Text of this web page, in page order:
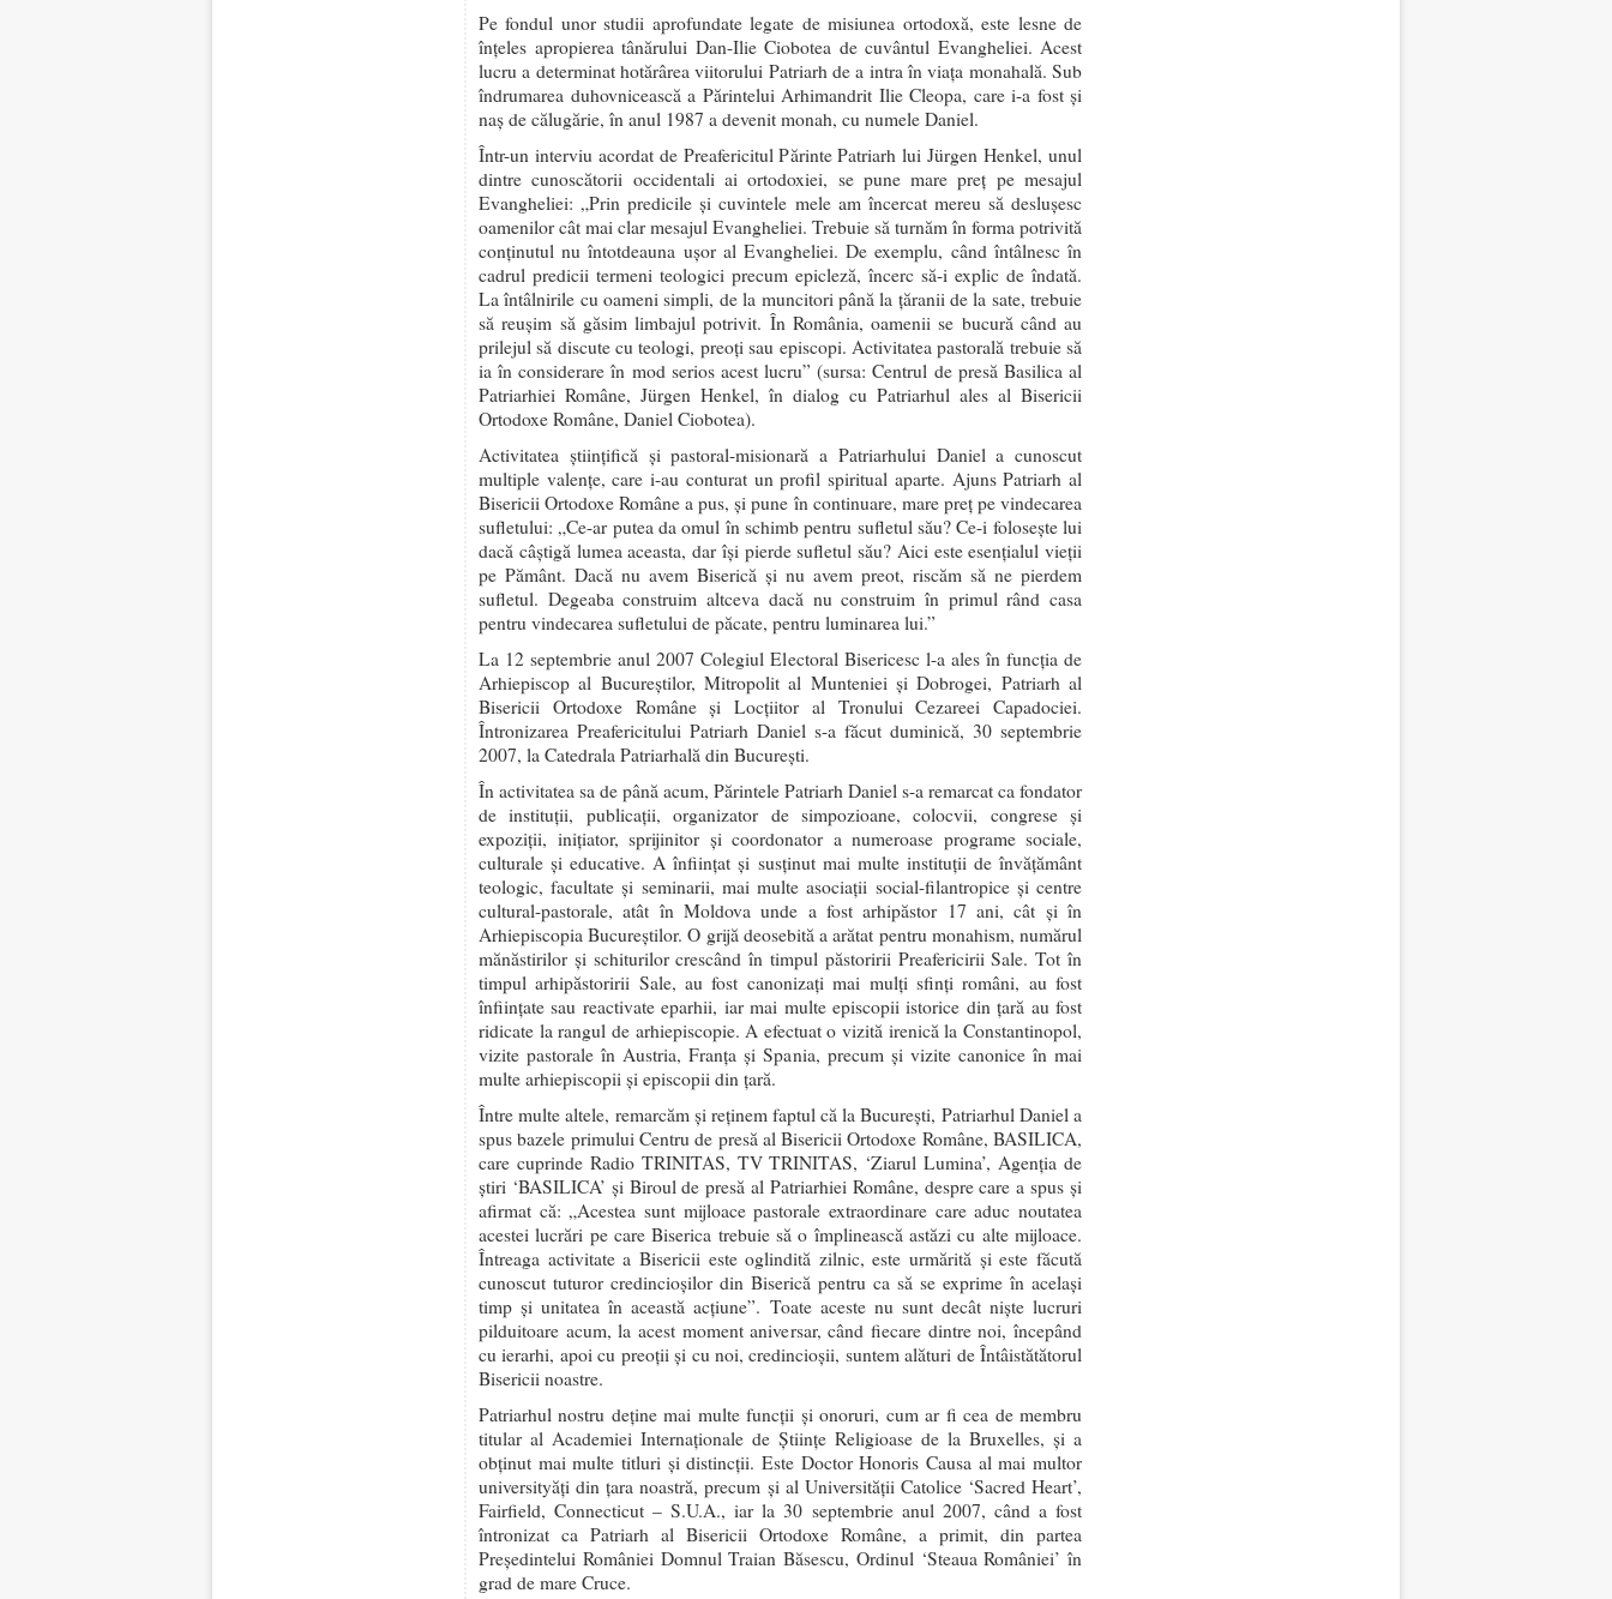
Pe fondul unor studii aprofundate legate de misiunea ortodoxă, este lesne de
înţeles apropierea tânărului Dan-Ilie Ciobotea de cuvântul Evangheliei. Acest
lucru a determinat hotărârea viitorului Patriarh de a intra în viaţa monahală. Sub
îndrumarea duhovnicească a Părintelui Arhimandrit Ilie Cleopa, care i-a fost şi
naş de călugărie, în anul 1987 a devenit monah, cu numele Daniel.
Într-un interviu acordat de Preafericitul Părinte Patriarh lui Jürgen Henkel, unul
dintre cunoscătorii occidentali ai ortodoxiei, se pune mare preţ pe mesajul
Evangheliei: „Prin predicile şi cuvintele mele am încercat mereu să desluşesc
oamenilor cât mai clar mesajul Evangheliei. Trebuie să turnăm în forma potrivită
conţinutul nu întotdeauna uşor al Evangheliei. De exemplu, când întâlnesc în
cadrul predicii termeni teologici precum epicleză, încerc să-i explic de îndată.
La întâlnirile cu oameni simpli, de la muncitori până la ţăranii de la sate, trebuie
să reuşim să găsim limbajul potrivit. În România, oamenii se bucură când au
prilejul să discute cu teologi, preoţi sau episcopi. Activitatea pastorală trebuie să
ia în considerare în mod serios acest lucru” (sursa: Centrul de presă Basilica al
Patriarhiei Române, Jürgen Henkel, în dialog cu Patriarhul ales al Bisericii
Ortodoxe Române, Daniel Ciobotea).
Activitatea ştiinţifică şi pastoral-misionară a Patriarhului Daniel a cunoscut
multiple valenţe, care i-au conturat un profil spiritual aparte. Ajuns Patriarh al
Bisericii Ortodoxe Române a pus, şi pune în continuare, mare preţ pe vindecarea
sufletului: „Ce-ar putea da omul în schimb pentru sufletul său? Ce-i foloseşte lui
dacă câştigă lumea aceasta, dar îşi pierde sufletul său? Aici este esenţialul vieţii
pe Pământ. Dacă nu avem Biserică şi nu avem preot, riscăm să ne pierdem
sufletul. Degeaba construim altceva dacă nu construim în primul rând casa
pentru vindecarea sufletului de păcate, pentru luminarea lui.”
La 12 septembrie anul 2007 Colegiul Electoral Bisericesc l-a ales în funcţia de
Arhiepiscop al Bucureştilor, Mitropolit al Munteniei şi Dobrogei, Patriarh al
Bisericii Ortodoxe Române şi Locţiitor al Tronului Cezareei Capadociei.
Întronizarea Preafericitului Patriarh Daniel s-a făcut duminică, 30 septembrie
2007, la Catedrala Patriarhală din Bucureşti.
În activitatea sa de până acum, Părintele Patriarh Daniel s-a remarcat ca fondator
de instituţii, publicaţii, organizator de simpozioane, colocvii, congrese şi
expoziţii, iniţiator, sprijinitor şi coordonator a numeroase programe sociale,
culturale şi educative. A înfiinţat şi susţinut mai multe instituţii de învăţământ
teologic, facultate şi seminarii, mai multe asociaţii social-filantropice şi centre
cultural-pastorale, atât în Moldova unde a fost arhipăstor 17 ani, cât şi în
Arhiepiscopia Bucureştilor. O grijă deosebită a arătat pentru monahism, numărul
mănăstirilor şi schiturilor crescând în timpul păstoririi Preafericirii Sale. Tot în
timpul arhipăstoririi Sale, au fost canonizaţi mai mulţi sfinţi români, au fost
înfiinţate sau reactivate eparhii, iar mai multe episcopii istorice din ţară au fost
ridicate la rangul de arhiepiscopie. A efectuat o vizită irenică la Constantinopol,
vizite pastorale în Austria, Franţa şi Spania, precum şi vizite canonice în mai
multe arhiepiscopii şi episcopii din ţară.
Între multe altele, remarcăm şi reţinem faptul că la Bucureşti, Patriarhul Daniel a
spus bazele primului Centru de presă al Bisericii Ortodoxe Române, BASILICA,
care cuprinde Radio TRINITAS, TV TRINITAS, ‘Ziarul Lumina’, Agenţia de
ştiri ‘BASILICA’ şi Biroul de presă al Patriarhiei Române, despre care a spus şi
afirmat că: „Acestea sunt mijloace pastorale extraordinare care aduc noutatea
acestei lucrări pe care Biserica trebuie să o împlinească astăzi cu alte mijloace.
Întreaga activitate a Bisericii este oglindită zilnic, este urmărită şi este făcută
cunoscut tuturor credincioşilor din Biserică pentru ca să se exprime în acelaşi
timp şi unitatea în această acţiune”. Toate aceste nu sunt decât nişte lucruri
pilduitoare acum, la acest moment aniversar, când fiecare dintre noi, începând
cu ierarhi, apoi cu preoţii şi cu noi, credincioşii, suntem alături de Întâistătătorul
Bisericii noastre.
Patriarhul nostru deţine mai multe funcţii şi onoruri, cum ar fi cea de membru
titular al Academiei Internaţionale de Ştiinţe Religioase de la Bruxelles, şi a
obţinut mai multe titluri şi distincţii. Este Doctor Honoris Causa al mai multor
universityăţi din ţara noastră, precum şi al Universităţii Catolice ‘Sacred Heart’,
Fairfield, Connecticut – S.U.A., iar la 30 septembrie anul 2007, când a fost
întronizat ca Patriarh al Bisericii Ortodoxe Române, a primit, din partea
Preşedintelui României Domnul Traian Băsescu, Ordinul ‘Steaua României’ în
grad de mare Cruce.